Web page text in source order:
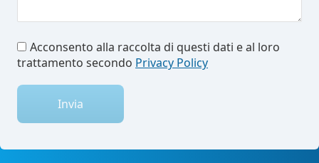
Acconsento alla raccolta di questi dati e al loro
trattamento secondo Privacy Policy
Invia